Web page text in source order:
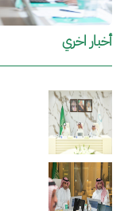
أخبار اخري